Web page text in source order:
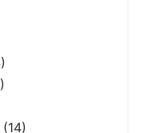
(14)